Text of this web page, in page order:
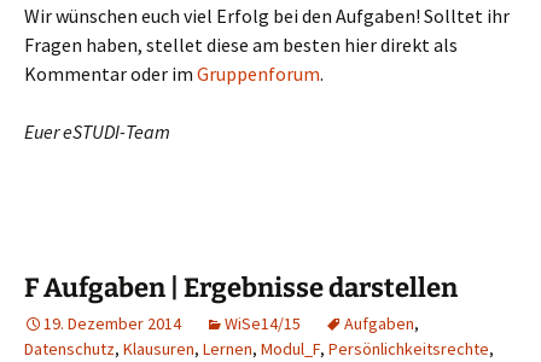
Wir wünschen euch viel Erfolg bei den Aufgaben! Solltet ihr
Fragen haben, stellet diese am besten hier direkt als
Kommentar oder im Gruppenforum.
Euer eSTUDI-Team
F Aufgaben | Ergebnisse darstellen
19. Dezember 2014 WiSe14/15 Aufgaben,
Datenschutz, Klausuren, Lernen, Modul_F, Persönlichkeitsrechte,